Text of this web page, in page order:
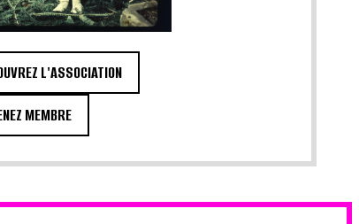
L'ASSOCIATION
MEMBRE